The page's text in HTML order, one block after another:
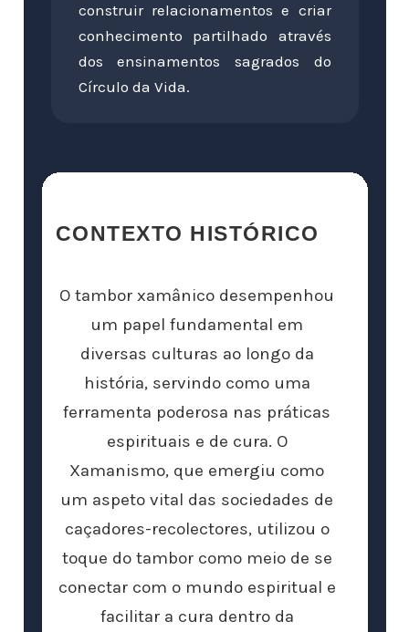
construir relacionamentos e criar
conhecimento partilhado através
dos ensinamentos sagrados do
Círculo da Vida.
CONTEXTO HISTÓRICO
O tambor xamânico desempenhou
um papel fundamental em
diversas culturas ao longo da
história, servindo como uma
ferramenta poderosa nas práticas
espirituais e de cura. O
Xamanismo, que emergiu como
um aspeto vital das sociedades de
caçadores-recolectores, utilizou o
toque do tambor como meio de se
conectar com o mundo espiritual e
facilitar a cura dentro da